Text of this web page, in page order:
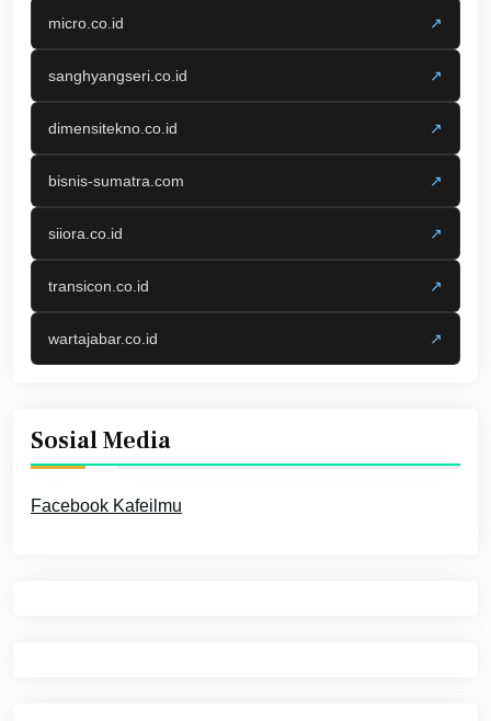
micro.co.id ↗
sanghyangseri.co.id ↗
dimensitekno.co.id ↗
bisnis-sumatra.com ↗
siiora.co.id ↗
transicon.co.id ↗
wartajabar.co.id ↗
Sosial Media
Facebook Kafeilmu